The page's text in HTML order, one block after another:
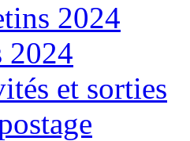
2024
2024
et sorties